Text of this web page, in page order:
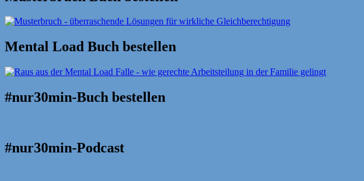
Mental Load Buch bestellen
#nur30min-Buch bestellen
#nur30min-Podcast